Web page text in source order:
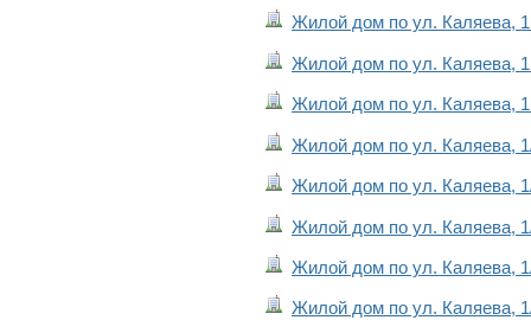
Жилой дом по ул. Каляева,
Жилой дом по ул. Каляева,
Жилой дом по ул. Каляева,
Жилой дом по ул. Каляева,
Жилой дом по ул. Каляева,
Жилой дом по ул. Каляева,
Жилой дом по ул. Каляева,
Жилой дом по ул. Каляева,